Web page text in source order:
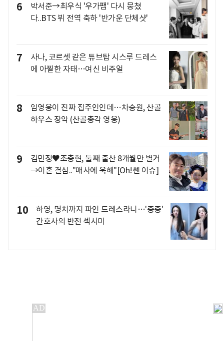
6
박서준→최우식 '우가팸' 다시 뭉쳤
다..BTS 뷔 전역 축하 '반가운 단체샷'
7
사나, 코르셋 같은 튜브탑 시스루 드레스
에 아찔한 자태…여신 비주얼
8
임영웅이 진짜 집주인인데…차승원, 산골
하우스 장악 (산골총각 영웅)
9
김민정♥조충현, 둘째 출산 8개월만 별거
→이혼 결심.."매사에 욱해"[Oh!쎈 이슈]
10
하영, 명치까지 파인 드레스라니…'중증'
간호사의 반전 섹시미